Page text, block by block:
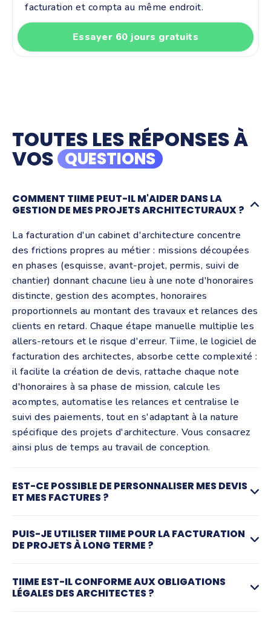
facturation et compta au même endroit.
Essayer 60 jours gratuits
TOUTES LES RÉPONSES À
VOS QUESTIONS
COMMENT TIIME PEUT-IL M'AIDER DANS LA
GESTION DE MES PROJETS ARCHITECTURAUX ?
La facturation d'un cabinet d'architecture concentre
des frictions propres au métier : missions découpées
en phases (esquisse, avant-projet, permis, suivi de
chantier) donnant chacune lieu à une note d'honoraires
distincte, gestion des acomptes, honoraires
proportionnels au montant des travaux et relances des
clients en retard. Chaque étape manuelle multiplie les
allers-retours et le risque d'erreur. Tiime, le logiciel de
facturation des architectes, absorbe cette complexité :
il facilite la création de devis, rattache chaque note
d'honoraires à sa phase de mission, calcule les
acomptes, automatise les relances et centralise le
suivi des paiements, tout en s'adaptant à la nature
spécifique des projets d'architecture. Vous consacrez
ainsi plus de temps au travail de conception.
EST-CE POSSIBLE DE PERSONNALISER MES DEVIS
ET MES FACTURES ?
et factures afin de refléter le professionnalisme de
votre cabinet d'architecture. Avec Tiime, le logiciel de
facturation et decomptabilité pour architecte,vous
pouvez intégrer votre logo, choisir des couleurs, définir
le style de police et inclure vos labels professionnels.
Cela vous permettra de vous distinguer de la
PUIS-JE UTILISER TIIME POUR LA FACTURATION
DE PROJETS À LONG TERME ?
facturation des projets à long terme, y compris les
situations de travaux et les paiements échelonnés.
TIIME EST-IL CONFORME AUX OBLIGATIONS
LÉGALES DES ARCHITECTES ?